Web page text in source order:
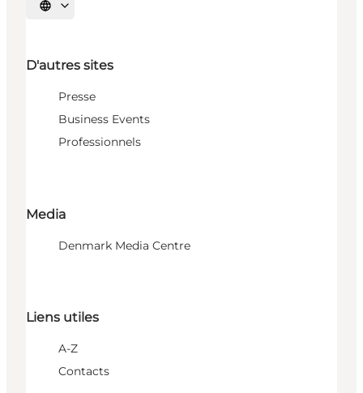
Choisissez la langue
D'autres sites
Presse
Business Events
Professionnels
Media
Denmark Media Centre
Liens utiles
A-Z
Contacts